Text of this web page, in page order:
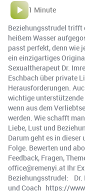
1 Minute
Beziehungsstrudel trifft
heißem Wasser
passt perfekt, denn wie
ein einzigartiges
Sexualtherapeut Dr.
Eschbach über private
Herausforderungen.
wichtige
wenn aus dem
werden. Wie schafft
Liebe, Lust und
Darum geht es in
Folge. Bewerten und
Feedback, Fragen,
office@remenyi.at Ihr
Beziehungsstrudel: Dr.
und Coach https://